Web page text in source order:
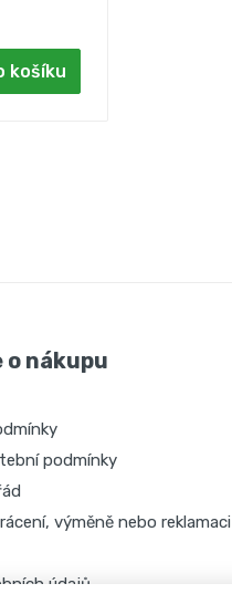
košíku
o nákupu
podmínky
výměně nebo reklamaci
údajů